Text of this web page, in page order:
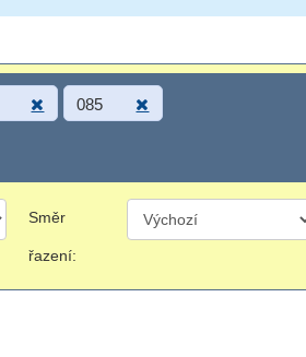
085
Směr
řazení: